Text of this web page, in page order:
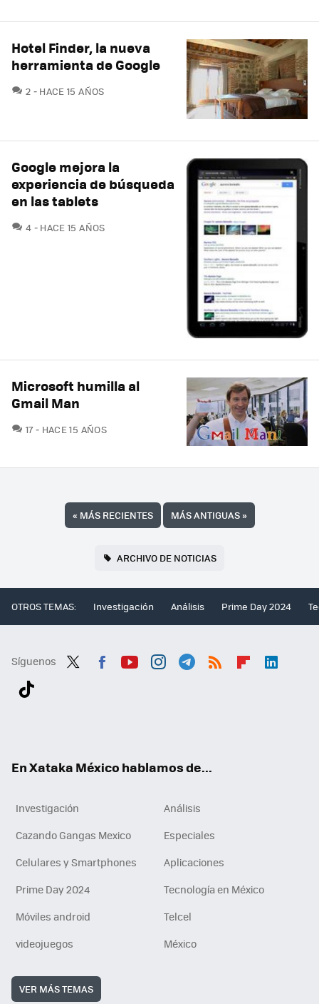
Hotel Finder, la nueva
herramienta de Google
2 COMENTARIOS
HACE 15 AÑOS
Google mejora la
experiencia de búsqueda
en las tablets
4 COMENTARIOS
HACE 15 AÑOS
Microsoft humilla al
Gmail Man
17COMENTARIOS
HACE 15 AÑOS
« MÁS RECIENTES MÁS ANTIGUAS»
ARCHIVO DE NOTICIAS
OTROS TEMAS: Investigación Análisis Prime Day 2024
Síguenos
En Xataka México hablamos de...
Investigación
Análisis
Cazando Gangas Mexico
Especiales
Celulares y Smartphones
Aplicaciones
Prime Day 2024
Tecnología en México
Móviles android
Telcel
videojuegos
México
VER MÁS TEMAS